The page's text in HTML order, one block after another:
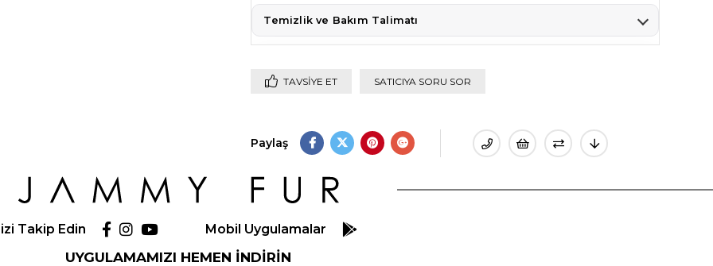
Temizlik ve Bakım Talimatı
TAVSIYE ET SATICIYA SORU SOR
Paylaş
Takip Edin Mobil Uygulamalar
UYGULAMAMIZI HEMEN İNDİRİN